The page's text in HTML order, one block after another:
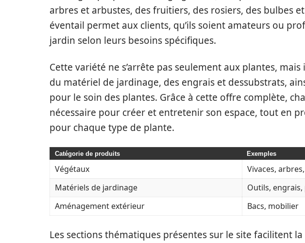
arbres et arbustes, des fruitiers, des rosiers, des bulbes
éventail permet aux clients, qu’ils soient amateurs ou
jardin selon leurs besoins spécifiques.
Cette variété ne s’arrête pas seulement aux plantes,
du matériel de jardinage, des engrais et dessubstrats,
pour le soin des plantes. Grâce à cette offre complète,
nécessaire pour créer et entretenir son espace, tout en
pour chaque type de plante.
Catégorie de produits Exemples
Végétaux
Vivaces,
Matériels de jardinage
Outils, engrais,
Aménagement extérieur
Bacs, mobilier
Les sections thématiques présentes sur le site facilitent